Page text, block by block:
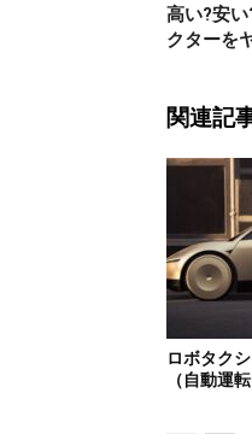
高い?安
クターを
関連記
ロボタク
（自動運転